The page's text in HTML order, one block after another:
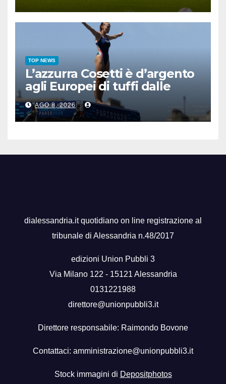
TOP NEWS
L’azzurra Cosetti è d’argento
agli Europei di tuffi dalle
grandi altezze
AGO 8, 2026
dialessandria.it quotidiano on line registrazione al
tribunale di Alessandria n.48/2017
edizioni Union Pubbli 3
Via Milano 122 - 15121 Alessandria
0131221988
direttore@unionpubbli3.it
Direttore responsabile: Raimondo Bovone
Contattaci: amministrazione@unionpubbli3.it
Stock immagini di Depositphotos